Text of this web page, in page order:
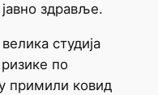
здравље.
студија
по
примили ковид